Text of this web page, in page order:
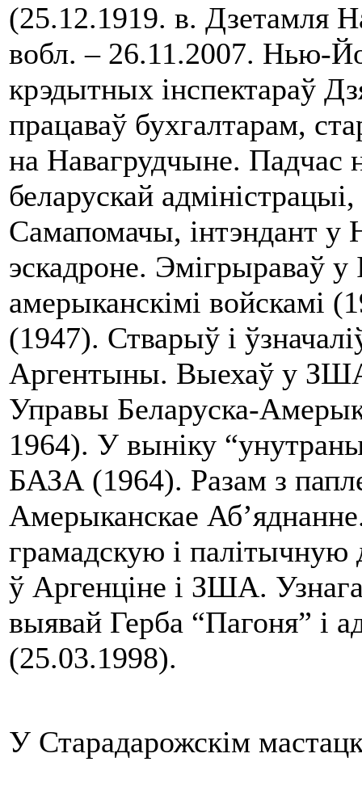
(25.12.1919. в. Дзетамля
вобл. – 26.11.2007. Нью-
крэдытных інспектараў
працаваў бухгалтарам,
на Навагрудчыне. Падчас
беларускай
Самапомачы, інтэндант у
эскадроне. Эмігрыраваў у
амерыканскімі войскамі
(1947). Стварыў і
Аргентыны. Выехаў у
Управы Беларуска-
1964). У выніку
БАЗА (1964). Разам з
Амерыканскае
грамадскую і палітычную
ў Аргенціне і ЗША.
выявай Герба “Пагоня” і
(25.03.1998).
У Старадарожскім